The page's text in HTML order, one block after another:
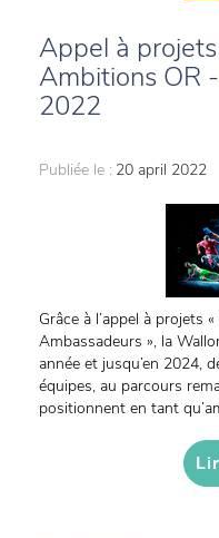
Appel à
Ambitions OR
2022
Publiée le : 20 april 2022
Grâce à l’appel à projets
Ambassadeurs », la
année et jusqu’en 2024,
équipes, au parcours
positionnent en tant